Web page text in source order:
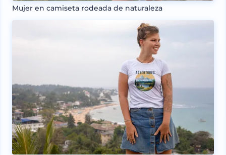
Mujer en camiseta rodeada de naturaleza